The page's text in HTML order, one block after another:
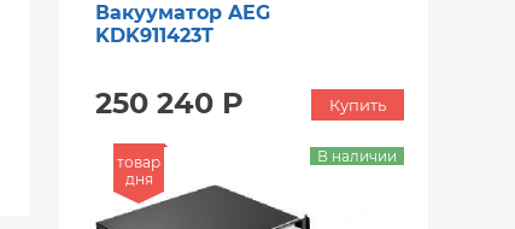
Вакууматор AEG
KDK911423T
250 240 Р Купить
товар
дня
В наличии